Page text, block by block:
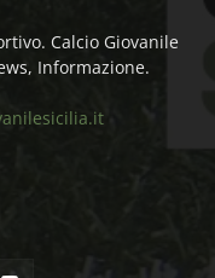
Calcio Giovanile
Informazione.